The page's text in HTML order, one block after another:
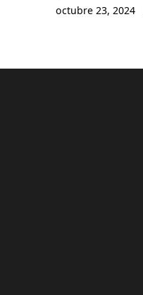
octubre 23, 2024